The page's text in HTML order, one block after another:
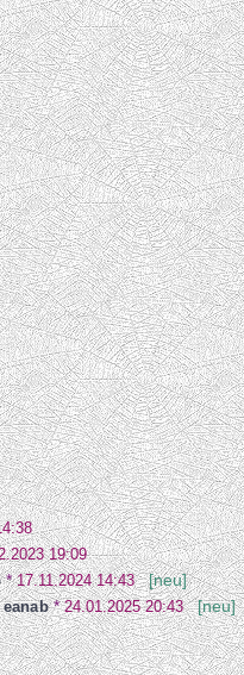
19:09
*17.11.2024 14:43 [neu]
eanab*24.01.2025 20:43 [neu]